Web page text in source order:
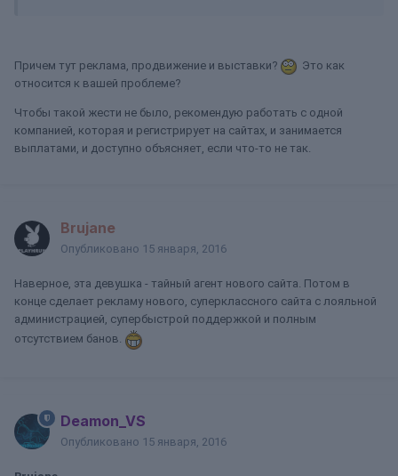
Причем тут реклама, продвижение и выставки?
Это как
относится к вашей проблеме?
Чтобы такой жести не было, рекомендую работать с одной
компанией, которая и регистрирует на сайтах, и занимается
выплатами, и доступно объясняет, если что-то не так.
Brujane
Опубликовано 15 января, 2016
Наверное, эта девушка - тайный агент нового сайта. Потом в
конце сделает рекламу нового, суперклассного сайта с лояльной
администрацией, супербыстрой поддержкой и полным
отсутствием банов.
Deamon_VS
Опубликовано 15 января, 2016